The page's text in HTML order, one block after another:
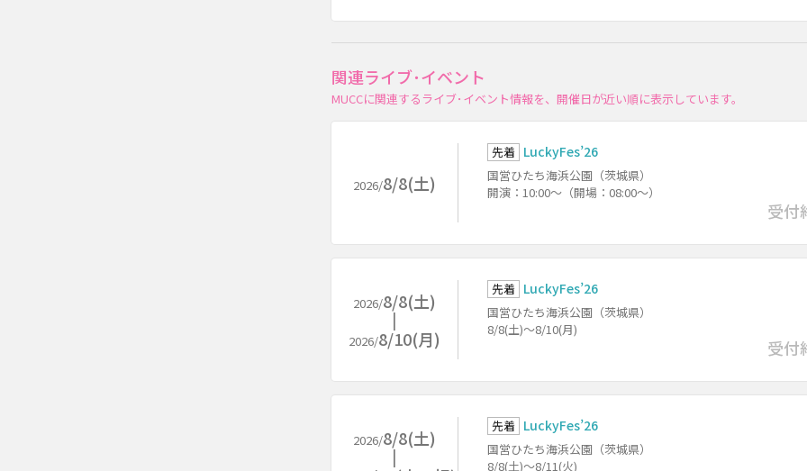
関連ライブ･イベント
MUCCに関連するライブ･イベント情報を、開催日が近い順に表示しています。
2026/8/8(土)
先着 LuckyFes’26
国営ひたち海浜公園（茨城県）
開演：10:00～（開場：08:00～）
受付
2026/8/8(土)
2026/8/10(月)
先着 LuckyFes’26
国営ひたち海浜公園（茨城県）
8/8(土)～8/10(月)
受付
2026/8/8(土)
先着 LuckyFes’26
国営ひたち海浜公園（茨城県）
8/8(土)～8/11(火)